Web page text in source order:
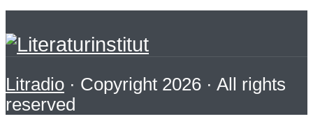
Litradio · Copyright 2026 · All rights
reserved